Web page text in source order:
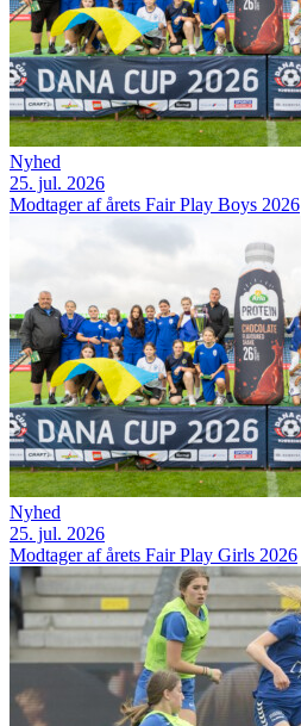
Nyhed
25. jul. 2026
Modtager af årets Fair Play Boys 2026
Nyhed
25. jul. 2026
Modtager af årets Fair Play Girls 2026